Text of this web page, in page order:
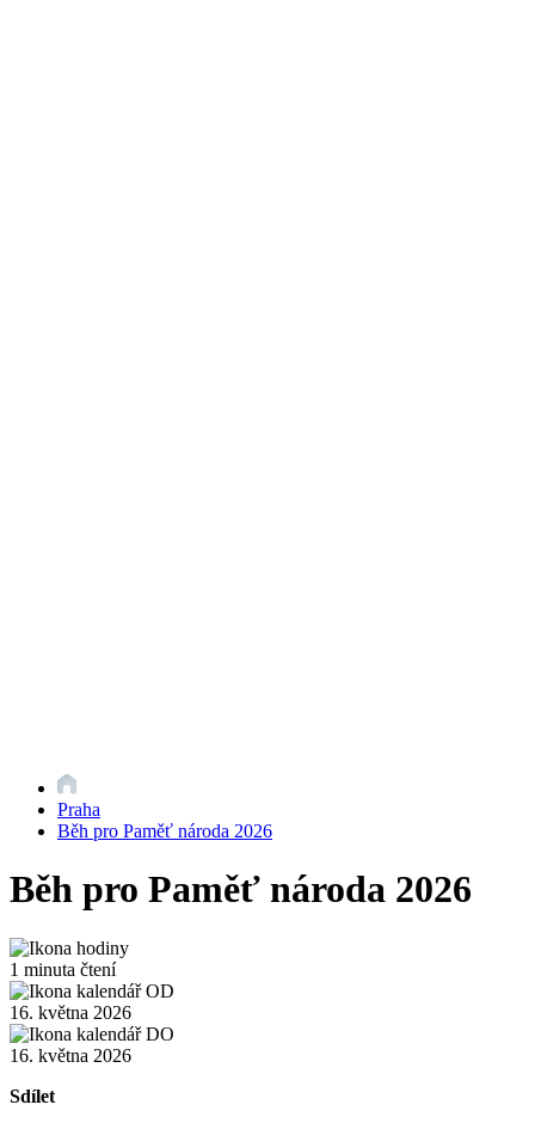
Praha
Běh pro Paměť národa 2026
Běh pro Paměť národa 2026
1 minuta čtení
16. května 2026
16. května 2026
Sdílet